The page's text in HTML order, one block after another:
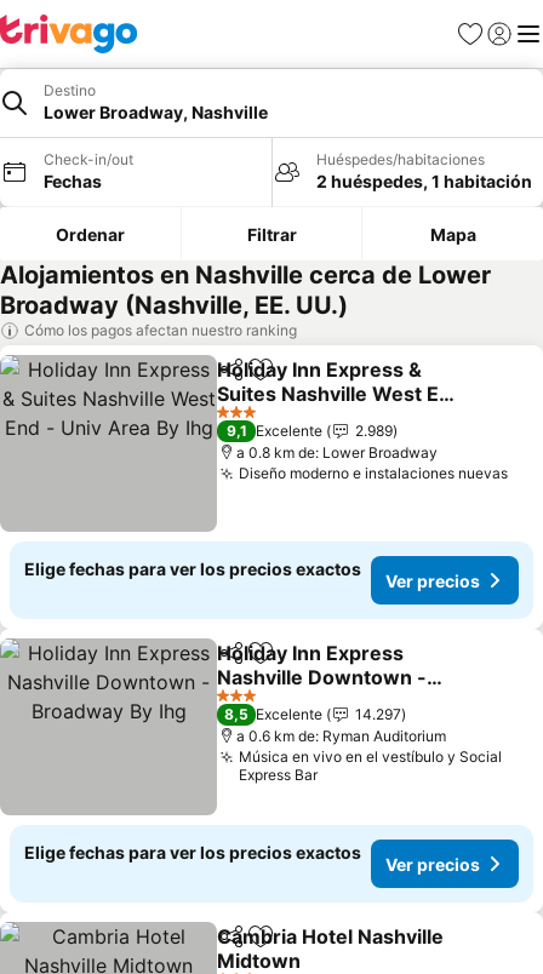
Favoritos
Iniciar
Destino
Lower Broadway, Nashville
Check-in/out
Fechas
Huéspedes/habitaciones
2 huéspedes, 1 habitación
Ordenar Filtrar Mapa
Alojamientos en Nashville cerca de Lower
Broadway (Nashville, EE. UU.)
Cómo los pagos afectan nuestro ranking
CompartirAgregar a favoritos
Holiday Inn Express &
Suites Nashville West End
- Univ Area By Ihg
3 Estrellas
9,1 Excelente
2.989
a 0.8 km de: Lower Broadway
Diseño moderno e instalaciones nuevas
Elige fechas para ver los precios exactos
Ver precios
CompartirAgregar a favoritos
Holiday Inn Express
Nashville Downtown -
Broadway By Ihg
3 Estrellas
8,5 Excelente
14.297
a 0.6 km de: Ryman Auditorium
Música en vivo en el vestíbulo y Social
Express Bar
Elige fechas para ver los precios exactos
Ver precios
CompartirAgregar a favoritos
Cambria Hotel Nashville
Midtown